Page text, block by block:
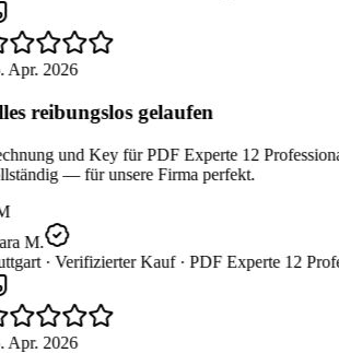
Apr. 2026
reibungslos gelaufen
und Key für PDF Experte 12
— für unsere Firma perfekt.
M.
· Verifizierter Kauf · PDF Experte 12
Apr. 2026